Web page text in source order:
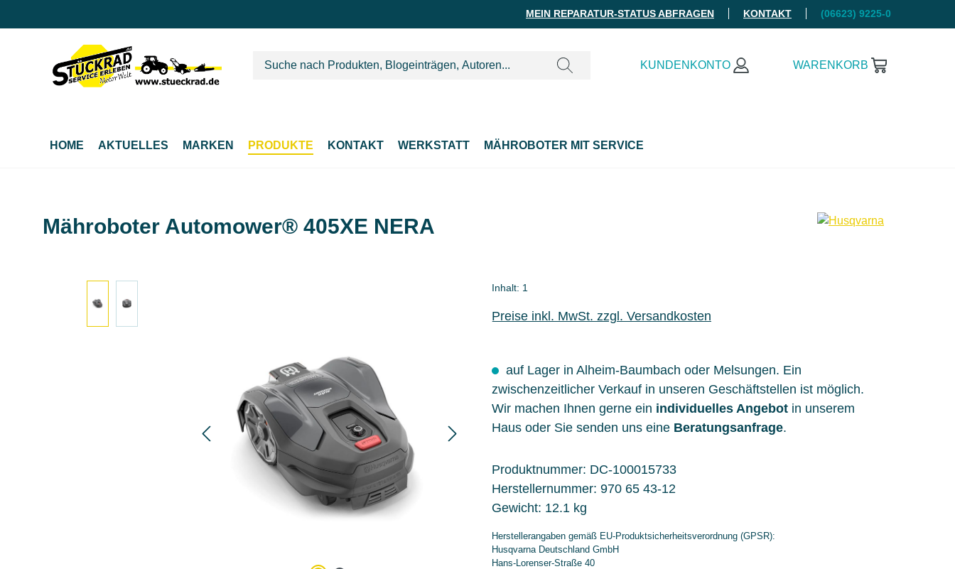
MEIN REPARATUR-STATUS ABFRAGEN KONTAKT (06623) 9225-0
KUNDENKONTO WARENKORB
HOME AKTUELLES MARKEN PRODUKTE KONTAKT WERKSTATT MÄHROBOTER MIT SERVICE
Mähroboter Automower® 405XE NERA
Inhalt: 1
Preise inkl. MwSt. zzgl. Versandkosten
auf Lager in Alheim-Baumbach oder Melsungen. Ein
zwischenzeitlicher Verkauf in unseren Geschäftstellen ist möglich.
Wir machen Ihnen gerne ein individuelles Angebot in unserem
Haus oder Sie senden uns eine Beratungsanfrage.
Produktnummer: DC-100015733
Herstellernummer: 970 65 43-12
Gewicht: 12.1 kg
Herstellerangaben gemäß EU-Produktsicherheitsverordnung (GPSR):
Husqvarna Deutschland GmbH
Hans-Lorenser-Straße 40